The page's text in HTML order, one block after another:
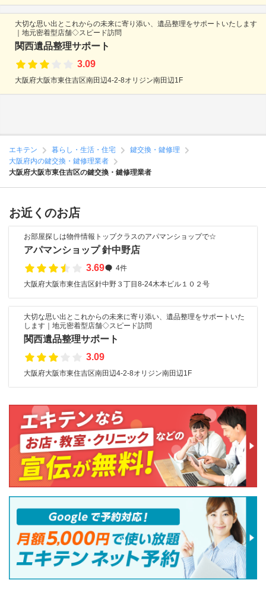
大切な思い出とこれからの未来に寄り添い、遺品整理をサポートいたします
｜地元密着型店舗◇スピード訪問
関西遺品整理サポート
3.09
大阪府大阪市東住吉区南田辺4-2-8オリジン南田辺1F
エキテン 暮らし・生活・住宅
鍵交換・鍵修理
大阪府内の鍵交換・鍵修理業者
大阪府大阪市東住吉区の鍵交換・鍵修理業者
お近くのお店
お部屋探しは物件情報トップクラスのアパマンショップで☆
アパマンショップ 針中野店
3.69
4件
大阪府大阪市東住吉区針中野３丁目8-24木本ビル１０２号
大切な思い出とこれからの未来に寄り添い、遺品整理をサポートいた
します｜地元密着型店舗◇スピード訪問
関西遺品整理サポート
3.09
大阪府大阪市東住吉区南田辺4-2-8オリジン南田辺1F